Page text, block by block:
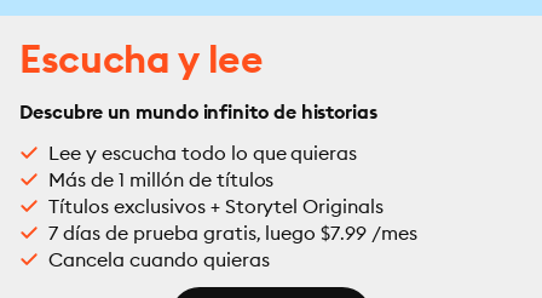
Escucha y lee
Descubre un mundo infinito de historias
Lee y escucha todo lo que quieras
Más de 1 millón de títulos
Títulos exclusivos + Storytel Originals
7 días de prueba gratis, luego $7.99 /mes
Cancela cuando quieras